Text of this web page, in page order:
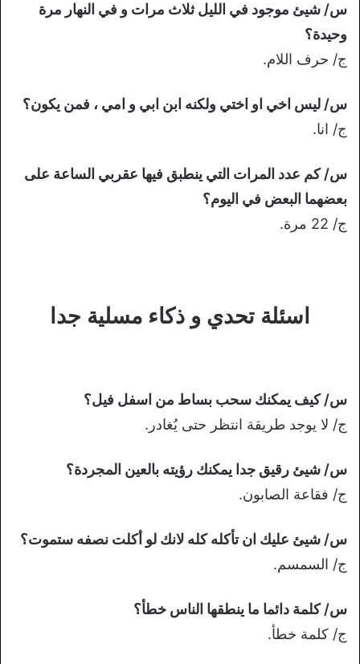
س/ شيئ موجود في الليل ثلاث مرات و في النهار مرة
وحيدة؟
ج/ حرف اللام.
س/ ليس اخي او اختي ولكنه ابن ابي و امي ، فمن يكون؟
ج/ انا.
س/ كم عدد المرات التي ينطبق فيها عقربي الساعة على
بعضهما البعض في اليوم؟
ج/ 22 مرة.
اسئلة تحدي و ذكاء مسلية جدا
س/ كيف يمكنك سحب بساط من اسفل فيل؟
ج/ لا يوجد طريقة انتظر حتى يُغادر.
س/ شيئ رقيق جدا يمكنك رؤيته بالعين المجردة؟
ج/ فقاعة الصابون.
س/ شيئ عليك ان تأكله كله لانك لو أكلت نصفه ستموت؟
ج/ السمسم.
س/ كلمة دائما ما ينطقها الناس خطأ؟
ج/ كلمة خطأ.